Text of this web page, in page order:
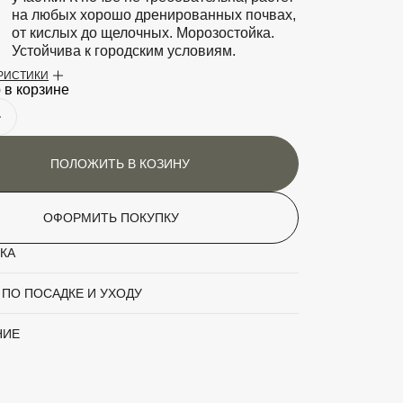
на любых хорошо дренированных почвах,
от кислых до щелочных. Морозостойка.
Устойчива к городским условиям.
товар
'Gnom'
Хвойный кустарник
Зелёный
в корзине
ПОЛОЖИТЬ В КОЗИНУ
ОФОРМИТЬ ПОКУПКУ
ПО ПОСАДКЕ И УХОДУ